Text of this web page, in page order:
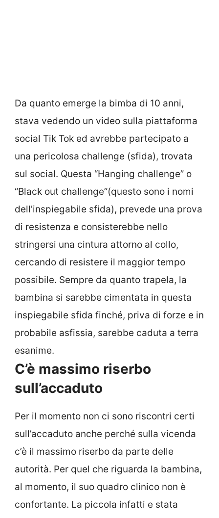
Da quanto emerge la bimba di 10 anni,
stava vedendo un video sulla piattaforma
social Tik Tok ed avrebbe partecipato a
una pericolosa challenge (sfida), trovata
sul social. Questa “Hanging challenge” o
“Black out challenge”(questo sono i nomi
dell’inspiegabile sfida), prevede una prova
di resistenza e consisterebbe nello
stringersi una cintura attorno al collo,
cercando di resistere il maggior tempo
possibile. Sempre da quanto trapela, la
bambina si sarebbe cimentata in questa
inspiegabile sfida finché, priva di forze e in
probabile asfissia, sarebbe caduta a terra
esanime.
C’è massimo riserbo
sull’accaduto
Per il momento non ci sono riscontri certi
sull’accaduto anche perché sulla vicenda
c’è il massimo riserbo da parte delle
autorità. Per quel che riguarda la bambina,
al momento, il suo quadro clinico non è
confortante. La piccola infatti e stata